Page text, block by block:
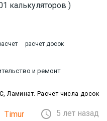
калькуляторов )
расчет досок
и ремонт
Ламинат. Расчет числа досок
Timur  5 лет назад